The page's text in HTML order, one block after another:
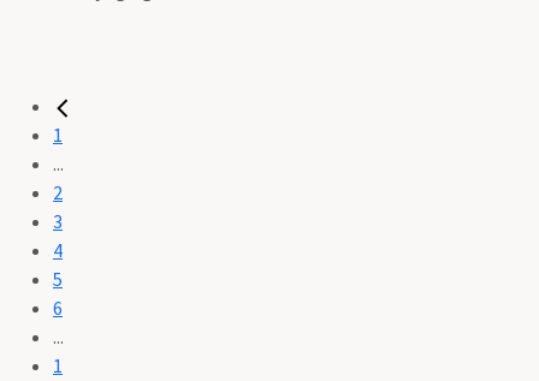
1
...
2
3
4
5
6
...
1